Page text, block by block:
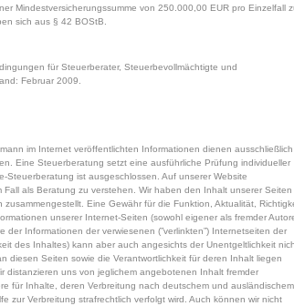
Mindestversicherungssumme von 250.000,00 EUR pro Einzelfall
sich aus § 42 BOStB.
für Steuerberater, Steuerbevollmächtigte und
Februar 2009.
im Internet veröffentlichten Informationen dienen ausschließlich
Eine Steuerberatung setzt eine ausführliche Prüfung individueller
Steuerberatung ist ausgeschlossen. Auf unserer Website
Fall als Beratung zu verstehen. Wir haben den Inhalt unserer Seiten
zusammengestellt. Eine Gewähr für die Funktion, Aktualität,
unserer Internet-Seiten (sowohl eigener als fremder
der Informationen der verwiesenen (”verlinkten”) Internetseiten der
des Inhaltes) kann aber auch angesichts der Unentgeltlichkeit
diesen Seiten sowie die Verantwortlichkeit für deren Inhalt liegen
distanzieren uns von jeglichem angebotenen Inhalt fremder
für Inhalte, deren Verbreitung nach deutschem und ausländischem
zur Verbreitung strafrechtlich verfolgt wird. Auch können wir nicht